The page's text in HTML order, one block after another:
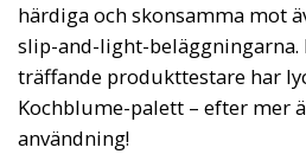
härdiga och skonsamma mot
slip-and-light-beläggningarna.
träffande produkttestare har
Kochblume-palett – efter mer
användning!